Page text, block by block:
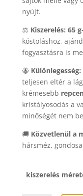
nyújt.
⚖️ Kiszerelés: 65
kóstoláshoz,
fogyasztásra is
🐝 Különlegesség:
teljesen eltér a
krémesebb
kristályosodás a
minőségét nem
🚚 Közvetlenül a
hársméz,
kiszerelés